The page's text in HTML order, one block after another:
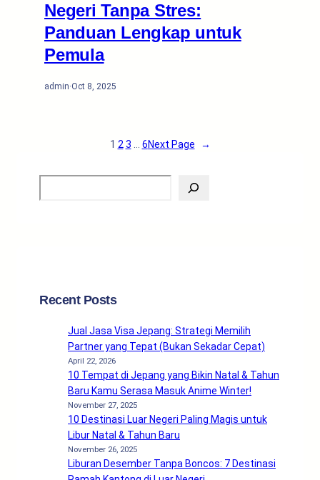
Negeri Tanpa Stres:
Panduan Lengkap untuk
Pemula
admin·Oct 8, 2025
1 2 3 6Next Page →
e
Recent Posts
Jual Jasa Visa Jepang: Strategi Memilih
Partner yang Tepat (Bukan Sekadar Cepat)
April 22, 2026
10 Tempat di Jepang yang Bikin Natal & Tahun
Baru Kamu Serasa Masuk Anime Winter!
November 27, 2025
10 Destinasi Luar Negeri Paling Magis untuk
Libur Natal & Tahun Baru
November 26, 2025
Liburan Desember Tanpa Boncos: 7 Destinasi